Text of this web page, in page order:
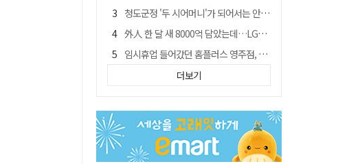
청도군정 '두 시어머니'가 되어서는 안된다
外人 한 달 새 8000억 담았는데…LG이노텍 목표주가는 왜 엇갈릴까
임시휴업 들어갔던 홈플러스 영주점, 7일 영업 재개…지하 1층만 운영
신세계사이먼, 대구 아울렛 토지매매 계약 체결… 사업 본궤도
이의준 전 경북도 새마을봉사과장, 제28대 울릉군 부군수 취임
"상법개정해도 주주가 '봉'"…하이닉스 솔리다임 상장설에 술렁[개미와글와글]
전북 경찰 간부 '女교사 몰카' 아들 폰 부수고…"처벌 못하는 사안" 내부망에 글
더보기